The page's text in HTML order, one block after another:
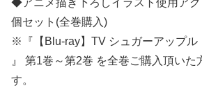
◆アニメ描き下ろしイラスト使用ア
個セット(全巻購入)
※『【Blu-ray】TV シュガーアップル
』 第1巻～第2巻 を全巻ご購入頂いた
す。